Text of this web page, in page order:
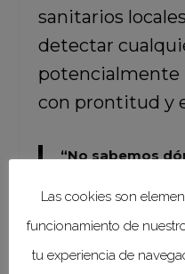
sanitarios
detectar
potencialmente
con prontitud y
“No sabemos
ocurrirá, lo que
terriblemente
viajeros cada
Las cookies son
funcionamiento de
tu experiencia de